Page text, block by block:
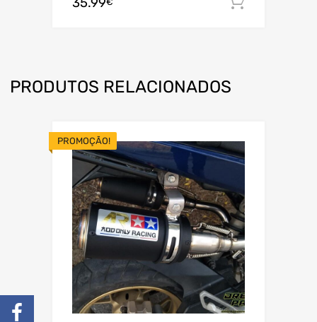
PRODUTOS RELACIONADOS
PROMOÇÃO!